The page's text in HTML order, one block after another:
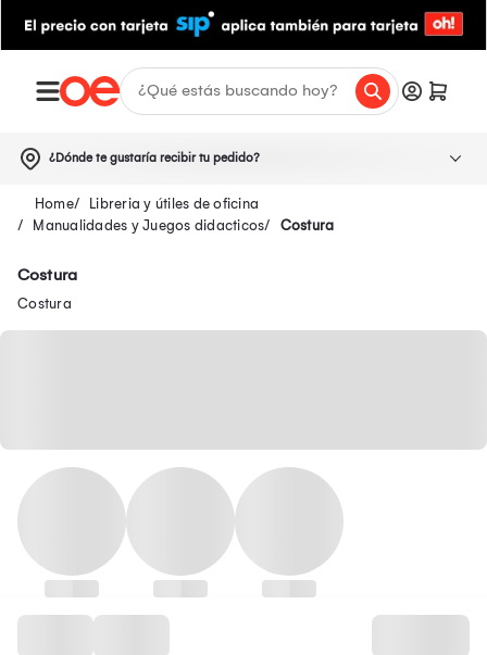
¿Dónde te gustaría recibir tu pedido?
Libreria y útiles de oficina
Manualidades y Juegos didacticos
Costura
Costura
Costura